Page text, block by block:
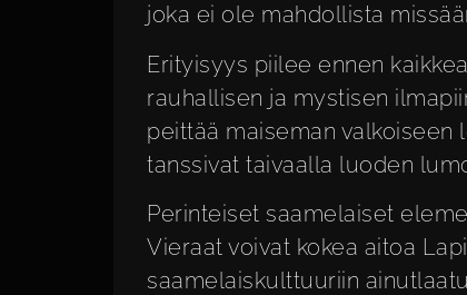
joka ei ole mahdollista
Erityisyys piilee ennen
rauhallisen ja mystisen
peittää maiseman
tanssivat taivaalla luoden
Perinteiset saamelaiset
Vieraat voivat kokea aitoa
saamelaiskulttuuriin